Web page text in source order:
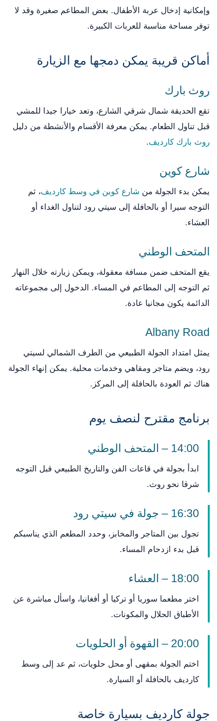
وإمكانية إدخال عربة الأطفال. بعض المطاعم صغيرة وقد لا
توفر مساحة مناسبة للعربات الكبيرة.
أماكن قريبة يمكن دمجها مع الزيارة
روث بارك
تقع الحديقة شمال شرقي الشارع، وتعد خيارا جيدا للمشي
قبل تناول الطعام. يمكن معرفة الأقسام والأنشطة من دليل
روث بارك كارديف.
شارع كوين
يمكن بدء الجولة من شارع كوين في وسط كارديف، ثم
التوجه سيرا أو بالحافلة إلى سيتي رود لتناول الغداء أو
العشاء.
المتحف الوطني
يقع المتحف ضمن مسافة معقولة، ويمكن زيارته خلال النهار
ثم التوجه إلى المطاعم في المساء. الدخول إلى مجموعاته
الدائمة يكون مجانيا عادة.
Albany Road
يمثل امتداد الجولة الطبيعي من الطرف الشمالي لسيتي
رود، ويضم متاجر ومقاهي وخدمات محلية. يمكن إنهاء الجولة
هناك ثم العودة بالحافلة إلى المركز.
برنامج مقترح لنصف يوم
14:00 – المتحف الوطني
ابدأ بجولة في قاعات الفن والتاريخ الطبيعي قبل التوجه
شرقا نحو روث.
16:30 – جولة في سيتي رود
تجول بين المتاجر والمخابز، وحدد المطعم الذي يناسبكم
قبل بدء ازدحام المساء.
18:00 – العشاء
اختر مطعما سوريا أو تركيا أو أفغانيا، واسأل مباشرة عن
الأطباق الحلال والمكونات.
20:00 – القهوة أو الحلويات
اختم الجولة بمقهى أو محل حلويات، ثم عد إلى وسط
كارديف بالحافلة أو السيارة.
جولة كارديف بسيارة خاصة